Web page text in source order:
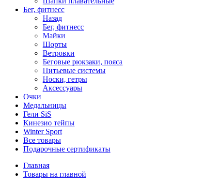
Бег, фитнесс
Назад
Бег, фитнесс
Майки
Шорты
Ветровки
Беговые рюкзаки, пояса
Питьевые системы
Носки, гетры
Аксессуары
Очки
Медальницы
Гели SiS
Кинезио тейпы
Winter Sport
Все товары
Подарочные сертификаты
Главная
Товары на главной